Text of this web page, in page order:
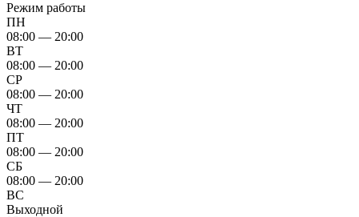
Режим работы
ПН
08:00 — 20:00
ВТ
08:00 — 20:00
СР
08:00 — 20:00
ЧТ
08:00 — 20:00
ПТ
08:00 — 20:00
СБ
08:00 — 20:00
ВС
Выходной